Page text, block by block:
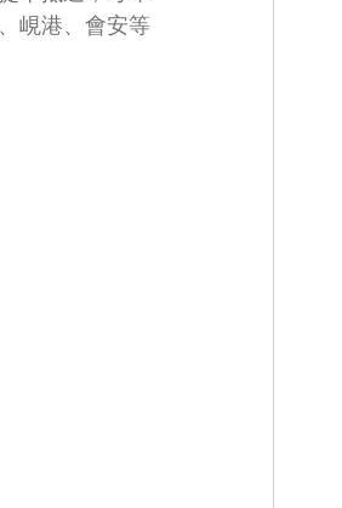
峴港、會安等